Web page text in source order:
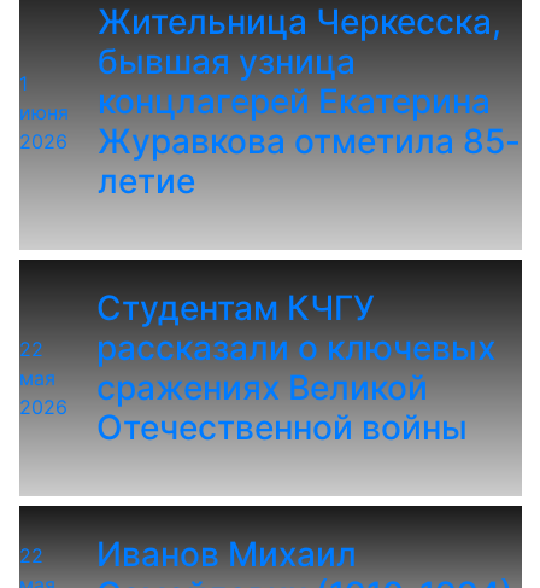
1
июня
2026
Жительница Черкесска,
бывшая узница
концлагерей Екатерина
Журавкова отметила 85-
летие
22
мая
2026
Студентам КЧГУ
рассказали о ключевых
сражениях Великой
Отечественной войны
22
Иванов Михаил